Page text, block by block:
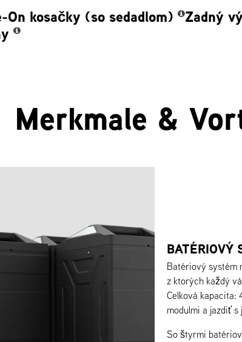
On kosačky (so sedadlom) Zadný
Merkmale &
BATÉRIOVÝ
Batériový systém
z ktorých každý
Celková kapacita:
modulmi a jazdiť s
So štyrmi